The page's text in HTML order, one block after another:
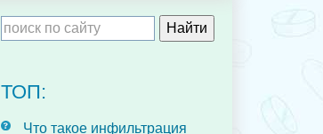
ТОП:
Что такое инфильтрация